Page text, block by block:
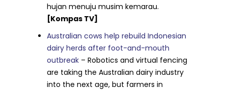
hujan menuju musim kemarau.
[Kompas TV]
Australian cows help rebuild Indonesian
dairy herds after foot-and-mouth
outbreak – Robotics and virtual fencing
are taking the Australian dairy industry
into the next age, but farmers in